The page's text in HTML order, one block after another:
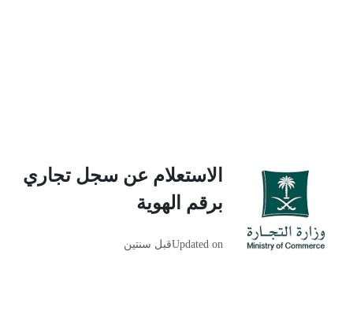
الاستعلام عن سجل تجاري
برقم الهوية
Updated onقبل سنتين